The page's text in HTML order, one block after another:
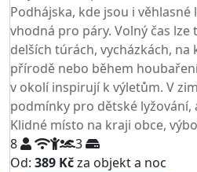
Podhájska, kde jsou i věhlasné
vhodná pro páry. Volný čas
delších túrách, vycházkách,
přírodě nebo během
v okolí inspirují k výletům. V
podmínky pro dětské lyžování,
Klidné místo na kraji obce,
8
3
Od: 389 Kčza objekt a noc